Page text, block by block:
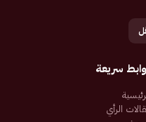
سريعة
الرأي